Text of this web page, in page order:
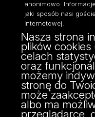
ul. Pomorska 171/173
90-236 Łódź
tel: 42/665 51 06
fax: 42/665 52 54
anonimowo.
jaki sposób nasi
internetowej.
Nasza strona
plików
celach
oraz
możemy
stronę do
może
albo ma
przeglądarce,